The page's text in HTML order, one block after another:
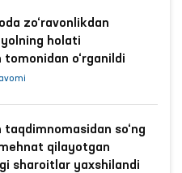
zo‘ravonlikdan
holati
tomonidan o‘rganildi
taqdimnomasidan so‘ng
qilayotgan
sharoitlar yaxshilandi